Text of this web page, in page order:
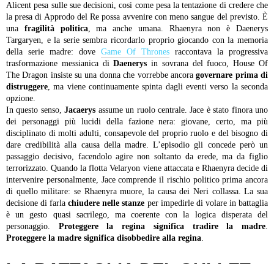
Alicent pesa sulle sue decisioni, così come pesa la tentazione di credere che
la presa di Approdo del Re possa avvenire con meno sangue del previsto. È
una fragilità politica, ma anche umana. Rhaenyra non è Daenerys
Targaryen, e la serie sembra ricordarlo proprio giocando con la memoria
della serie madre: dove Game Of Thrones raccontava la progressiva
trasformazione messianica diDaenerys in sovrana del fuoco, House Of
The Dragon insiste su una donna che vorrebbe ancoragovernare prima di
distruggere, ma viene continuamente spinta dagli eventi verso la seconda
opzione.
In questo senso,Jacaerys assume un ruolo centrale. Jace è stato finora uno
dei personaggi più lucidi della fazione nera: giovane, certo, ma più
disciplinato di molti adulti, consapevole del proprio ruolo e del bisogno di
dare credibilità alla causa della madre. L’episodio gli concede però un
passaggio decisivo, facendolo agire non soltanto da erede, ma da figlio
terrorizzato. Quando la flotta Velaryon viene attaccata e Rhaenyra decide di
intervenire personalmente, Jace comprende il rischio politico prima ancora
di quello militare: se Rhaenyra muore, la causa dei Neri collassa. La sua
decisione di farlachiudere nelle stanze per impedirle di volare in battaglia
è un gesto quasi sacrilego, ma coerente con la logica disperata del
personaggio. Proteggere la regina significa tradire la madre.
Proteggere la madre significa disobbedire alla regina.